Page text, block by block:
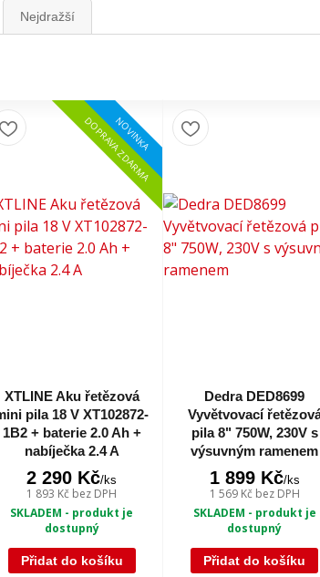
Nejdražší
NOVINKA
DOPRAVA ZDARMA
XTLINE Aku řetězová
pila 18 V XT102872-
1B2 + baterie 2.0 Ah +
nabíječka 2.4 A
2 290 Kč/ks
1 893 Kč bez DPH
SKLADEM - produkt je
dostupný
Přidat do košíku
Dedra DED8699
Vyvětvovací
pila 8" 750W, 230V s
výsuvným ramenem
1 899 Kč/ks
1 569 Kč bez DPH
SKLADEM - produkt je
dostupný
Přidat do košíku